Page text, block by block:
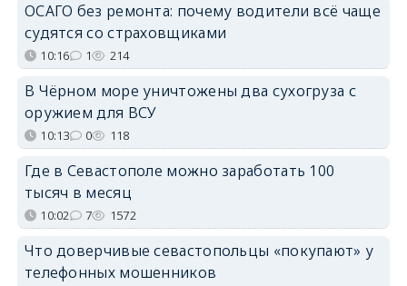
ОСАГО без ремонта: почему водители всё чаще
судятся со страховщиками
10:16 1 214
В Чёрном море уничтожены два сухогруза с
оружием для ВСУ
10:13 0 118
Где в Севастополе можно заработать 100
тысяч в месяц
10:02 7 1572
Что доверчивые севастопольцы «покупают» у
телефонных мошенников